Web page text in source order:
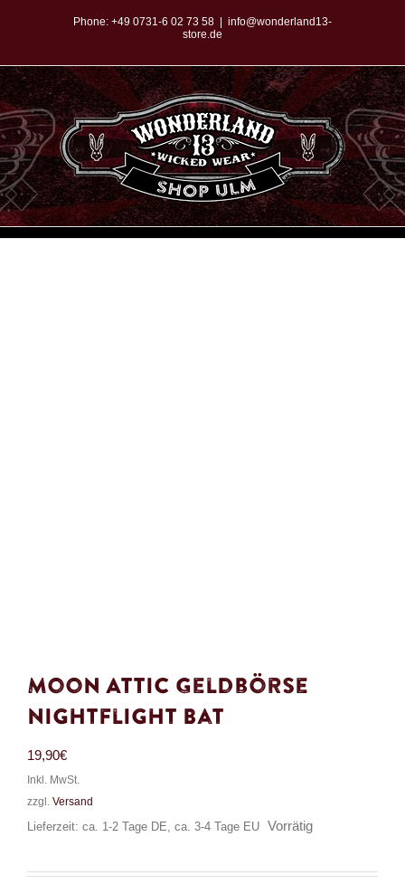
springen
Phone: +49 0731-6 02 73 58
info@wonderland13-
store.de
Moon Attic Geldbörse
Nightflight Bat
19,90€
Inkl. MwSt.
zzgl. Versand
Lieferzeit: ca. 1-2 Tage DE, ca. 3-4 Tage EU
Vorrätig